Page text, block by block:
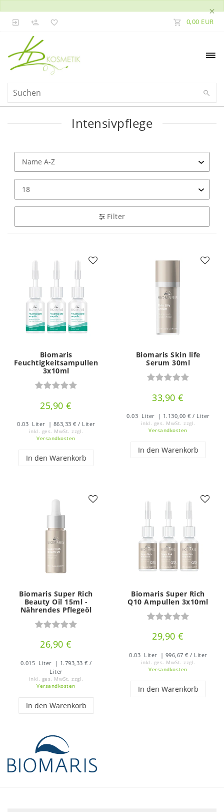
×
0,00 EUR
Intensivpflege
Filter
Biomaris
Feuchtigkeitsampullen
3x10ml
25,90 €
0.03 Liter | 863,33 € / Liter
inkl. ges. MwSt. zzgl.
Versandkosten
In den Warenkorb
Biomaris Skin life
Serum 30ml
33,90 €
0.03 Liter | 1.130,00 € / Liter
inkl. ges. MwSt. zzgl.
Versandkosten
In den Warenkorb
Biomaris Super Rich
Beauty Oil 15ml -
Nährendes Pflegeöl
26,90 €
0.015 Liter
| 1.793,33 € /
Liter
inkl. ges. MwSt. zzgl.
Versandkosten
In den Warenkorb
Biomaris Super Rich
Q10 Ampullen 3x10ml
29,90 €
0.03 Liter | 996,67 € / Liter
inkl. ges. MwSt. zzgl.
Versandkosten
In den Warenkorb